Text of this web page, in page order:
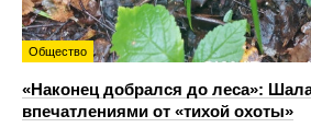
Общество
«Наконец добрался до леса»:
впечатлениями от «тихой охоты»